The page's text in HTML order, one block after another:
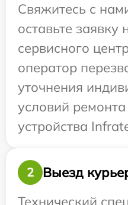
Свяжитесь с
оставьте заявку
сервисного
оператор
уточнения
условий
устройства
2
Выезд
Технический